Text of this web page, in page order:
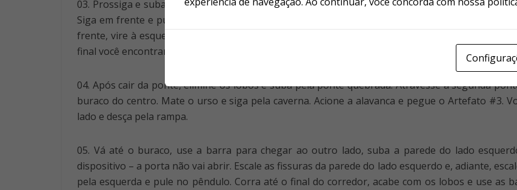
03. Prossiga e suba pela escada do lado direito. Vá pela plataforma de madeira até chegar à
Siga em frente e pule os buracos. Quando avistar o Artefato #1, desça a rampa e, antes de
frente, vire à esquerda e siga pela nova caverna. Siga até o final para ver uma corda
final você encontrará o Artefato #2. Desça até o fundo da caverna e acione a alavanca ao lado da
04. Após cair da ponte, elimine os lobos e suba pela ponte quebrada. Atravesse a segunda
buraco do centro. Mate o urso e siga pela caverna. Acione a alavanca e pegue o Artefato #3.
lado e desça pela rampa.
05. Vá até o buraco, use a barra para chegar ao outro lado, suba a parede do lado
dispositivo – a porta não vai abrir. Escale as fissuras da parede do lado esquerdo e, adiante,
pela esquerda e pule no pêndulo. Corra até o final do corredor, acabe com os lobos e use as